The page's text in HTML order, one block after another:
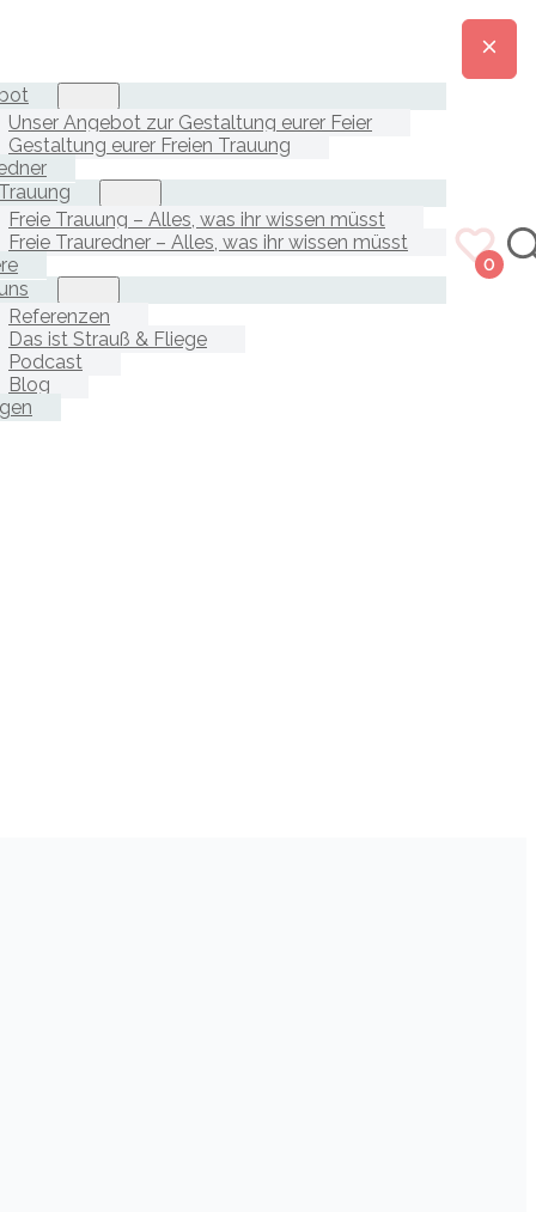
Unser Angebot zur Gestaltung eurer Feier
Gestaltung eurer Freien Trauung
Freie Trauung – Alles, was ihr wissen müsst
Freie Trauredner – Alles, was ihr wissen müsst
Referenzen
Das ist Strauß & Fliege
Podcast
Blog
0